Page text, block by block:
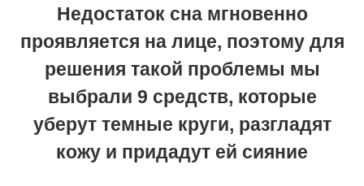
Недостаток сна мгновенно
проявляется на лице, поэтому для
решения такой проблемы мы
выбрали 9 средств, которые
уберут темные круги, разгладят
кожу и придадут ей сияние